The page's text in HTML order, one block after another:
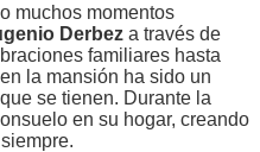
muchos momentos
Derbez a través de
familiares hasta
la mansión ha sido un
se tienen. Durante la
en su hogar, creando